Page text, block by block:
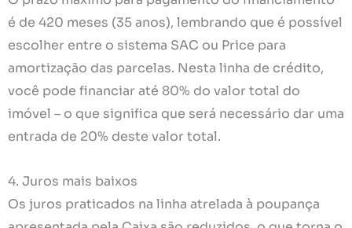
é de 420 meses (35 anos), lembrando que é possível
escolher entre o sistema SAC ou Price para
amortização das parcelas. Nesta linha de crédito,
você pode financiar até 80% do valor total do
imóvel – o que significa que será necessário dar uma
entrada de 20% deste valor total.
4. Juros mais baixos
Os juros praticados na linha atrelada à poupança